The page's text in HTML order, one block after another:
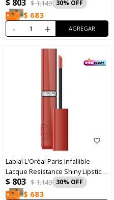
N°601 Worth It
$ 803 $1.149 30
$ 683
- +
Labial L'Oréal Paris Infallible
Lacque Resistance Shiny Lipstick
N°510 Cafe Parisien
$ 803 $1.149 30
$ 683